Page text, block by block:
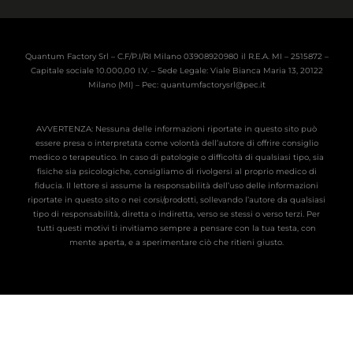
Quantum Factory Srl – C.F/P.I/RI Milano 03908920980 il R.E.A. MI – 2515872 –
Capitale sociale 10.000,00 I.V. – Sede Legale: Viale Bianca Maria 13, 20122
Milano (MI) – Pec: quantumfactorysrl@pec.it
AVVERTENZA: Nessuna delle informazioni riportate in questo sito può
essere presa o interpretata come volontà dell’autore di offrire consiglio
medico o terapeutico. In caso di patologie o difficoltà di qualsiasi tipo, sia
fisiche sia psicologiche, consigliamo di rivolgersi al proprio medico di
fiducia. Il lettore si assume la responsabilità dell’uso delle informazioni
riportate in questo sito o nei corsi/prodotti, sollevando l’autore da qualsiasi
tipo di responsabilità, diretta o indiretta, verso se stessi o verso terzi. Per
tutti questi motivi ti invitiamo sempre a pensare con la tua testa, con
mente aperta, e a sperimentare ciò che ritieni giusto.